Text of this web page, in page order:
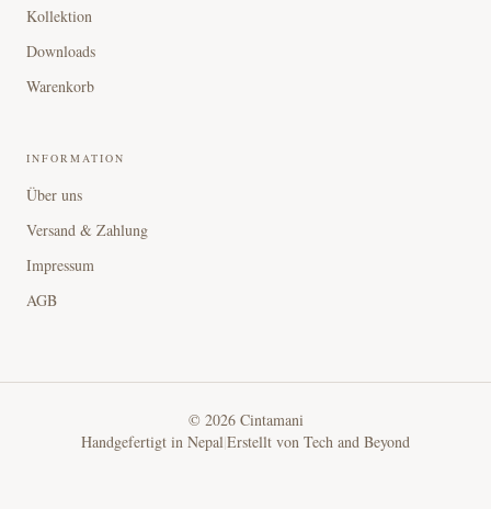
Kollektion
Downloads
Warenkorb
INFORMATION
Über uns
Versand & Zahlung
Impressum
AGB
© 2026Cintamani
Handgefertigt in Nepal|Erstellt von Tech and Beyond